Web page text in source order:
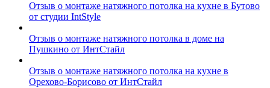
Отзыв о монтаже натяжного потолка на кухне в Бутово
от студии IntStyle
Отзыв о монтаже натяжного потолка в доме на
Пушкино от ИнтСтайл
Отзыв о монтаже натяжного потолка на кухне в
Орехово-Борисово от ИнтСтайл